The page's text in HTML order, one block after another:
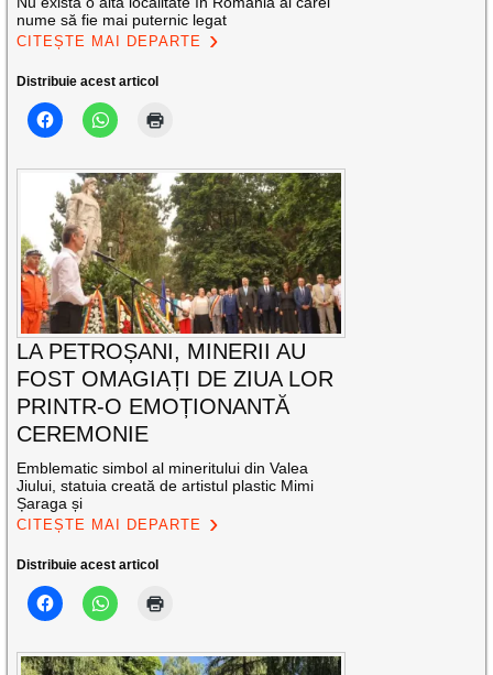
nume să fie mai puternic legat
CITEȘTE MAI DEPARTE
Distribuie acest articol
LA PETROȘANI, MINERII AU
FOST OMAGIAȚI DE ZIUA LOR
PRINTR-O EMOȚIONANTĂ
CEREMONIE
Emblematic simbol al mineritului din Valea
Jiului, statuia creată de artistul plastic Mimi
Șaraga și
CITEȘTE MAI DEPARTE
Distribuie acest articol